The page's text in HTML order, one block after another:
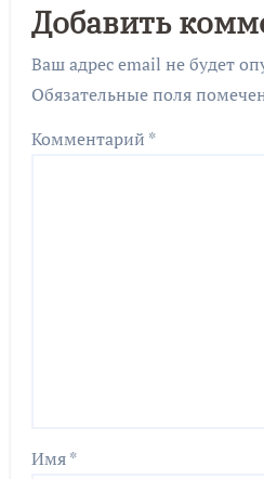
Добавить
Ваш адрес email не будет
Обязательные поля
Комментарий *
Имя*